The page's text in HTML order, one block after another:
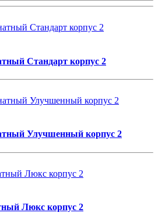
Стандарт корпус 2
Улучшенный корпус 2
Люкс корпус 2